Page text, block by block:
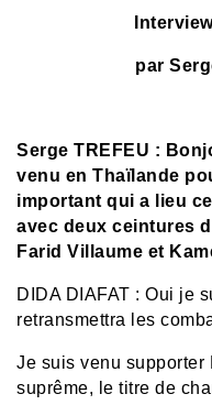
par
Serge TREFEU :
venu en Thaïlande
important qui a lieu
avec deux ceintures
Farid Villaume et
DIDA DIAFAT : Oui je
retransmettra les
Je suis venu supporter
suprême, le titre de